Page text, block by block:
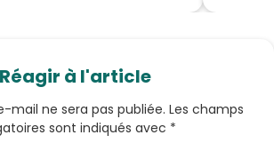
Réagir à l'article
mail ne sera pas publiée. Les champs
sont indiqués avec *